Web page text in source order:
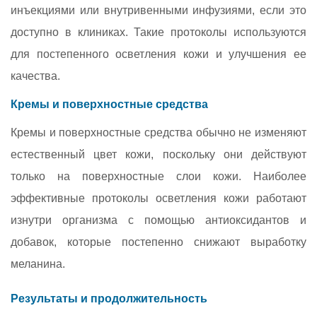
инъекциями или внутривенными инфузиями, если это
доступно в клиниках. Такие протоколы используются
для постепенного осветления кожи и улучшения ее
качества.
Кремы и поверхностные средства
Кремы и поверхностные средства обычно не изменяют
естественный цвет кожи, поскольку они действуют
только на поверхностные слои кожи. Наиболее
эффективные протоколы осветления кожи работают
изнутри организма с помощью антиоксидантов и
добавок, которые постепенно снижают выработку
меланина.
Результаты и продолжительность